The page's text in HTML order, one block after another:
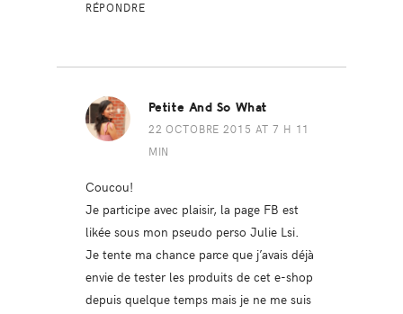
RÉPONDRE
Petite And So What
22 OCTOBRE 2015 AT 7 H 11
MIN
Coucou!
Je participe avec plaisir, la page FB est
likée sous mon pseudo perso Julie Lsi.
Je tente ma chance parce que j’avais déjà
envie de tester les produits de cet e-shop
depuis quelque temps mais je ne me suis